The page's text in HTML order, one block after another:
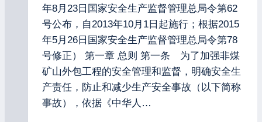
年8月23日国家安全生产监督管理总局令第62
号公布，自2013年10月1日起施行；根据2015
年5月26日国家安全生产监督管理总局令第78
号修正） 第一章 总则 第一条 为了加强非煤
矿山外包工程的安全管理和监督，明确安全生
产责任，防止和减少生产安全事故（以下简称
事故），依据《中华人…